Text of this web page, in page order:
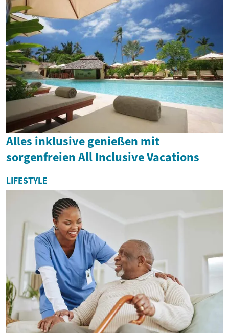
Alles inklusive genießen mit
sorgenfreien All Inclusive Vacations
LIFESTYLE